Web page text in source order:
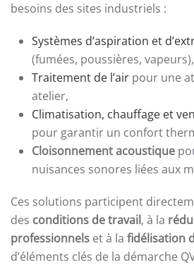
besoins des sites industriels :
Systèmes d’aspiration et
(fumées, poussières, vapeurs),
Traitement de l’air pour une
atelier,
Climatisation, chauffage et
pour garantir un confort
Cloisonnement acoustique
nuisances sonores liées aux
Ces solutions participent
des conditions de travail, à la
professionnels et à la fidélisation
d’éléments clés de la démarche